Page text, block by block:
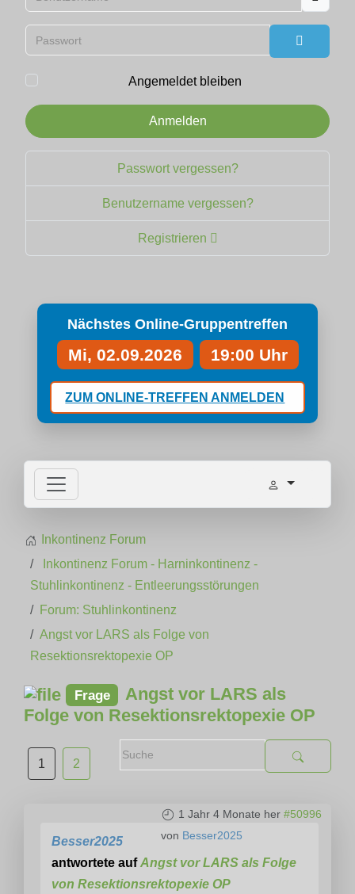
Passwort
Passwort
Angemeldet bleiben
Anmelden
Passwort vergessen?
Benutzername vergessen?
Registrieren
Nächstes Online-Gruppentreffen
Mi, 02.09.2026 19:00 Uhr
ZUM ONLINE-TREFFEN ANMELDEN
Inkontinenz Forum
Inkontinenz Forum - Harninkontinenz -
Stuhlinkontinenz - Entleerungsstörungen
Forum: Stuhlinkontinenz
Angst vor LARS als Folge von
Resektionsrektopexie OP
Frage
Angst vor LARS als
Folge von Resektionsrektopexie OP
1 2
1 Jahr 4 Monate her #50996
von Besser2025
Besser2025
antwortete aufAngst vor LARS als Folge
von Resektionsrektopexie OP